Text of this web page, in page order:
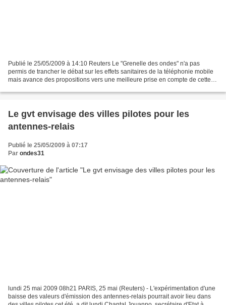
Publié le 25/05/2009 à 14:10 Reuters Le "Grenelle des ondes" n'a pas
permis de trancher le débat sur les effets sanitaires de la téléphonie mobile
mais avance des propositions vers une meilleure prise en compte de cette
Le gvt envisage des villes pilotes pour les
antennes-relais
Publié le 25/05/2009 à 07:17
Par ondes31
lundi 25 mai 2009 08h21 PARIS, 25 mai (Reuters) - L'expérimentation d'une
baisse des valeurs d'émission des antennes-relais pourrait avoir lieu dans